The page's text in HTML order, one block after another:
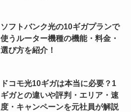
ソフトバンク光の10ギガプランで
使うルーター機種の機能・料金・
選び方を紹介！
ドコモ光10ギガは本当に必要？1
ギガとの違いや評判・エリア・速
度・キャンペーンを元社員が解説